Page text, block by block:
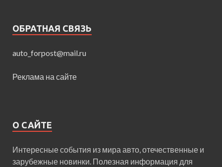
ОБРАТНАЯ СВЯЗЬ
auto_forpost@mail.ru
Реклама на сайте
О САЙТЕ
Интересные события из мира авто, отечественные и
зарубежные новинки. Полезная информация для